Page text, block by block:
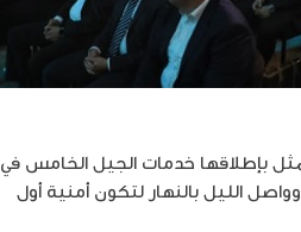
بإطلاقها خدمات الجيل الخامس في
الليل بالنهار لتكون أمنية أول